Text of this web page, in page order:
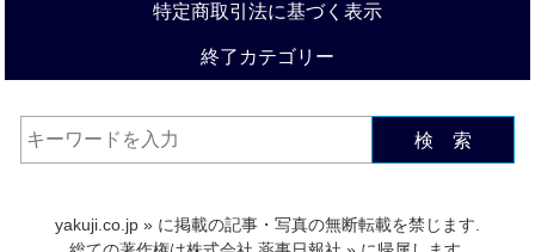
特定商取引法に基づく表示
終了カテゴリー
検 索
yakuji.co.jp » に掲載の記事・写真の無断転載を禁じます.